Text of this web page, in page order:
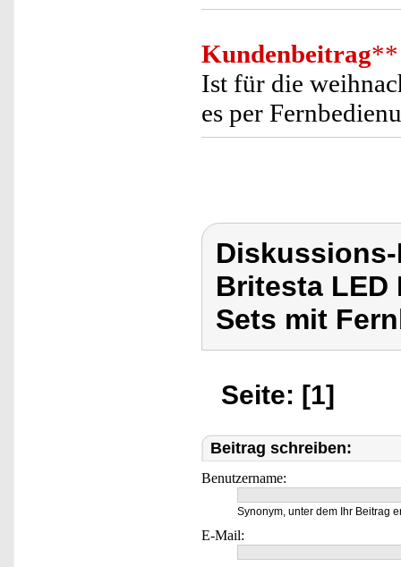
Kundenbeitrag**
Ist für die
es per
Britesta LED
Sets mit
Seite: [1]
Beitrag schreiben:
Benutzername:
Synonym, unter dem Ihr Beitrag
E-Mail: